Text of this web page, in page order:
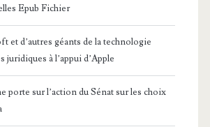
Epub Fichier
et d’autres géants de la technologie
juridiques à l’appui d’Apple
porte sur l’action du Sénat sur les choix